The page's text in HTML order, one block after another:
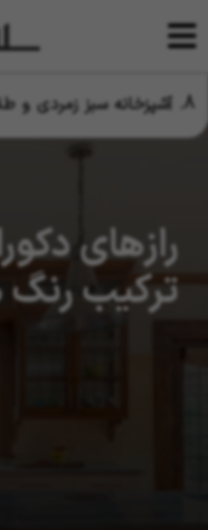
8. آشپزخانه سبز زمردی و طلایی
رازهای
ترکیب رنگ